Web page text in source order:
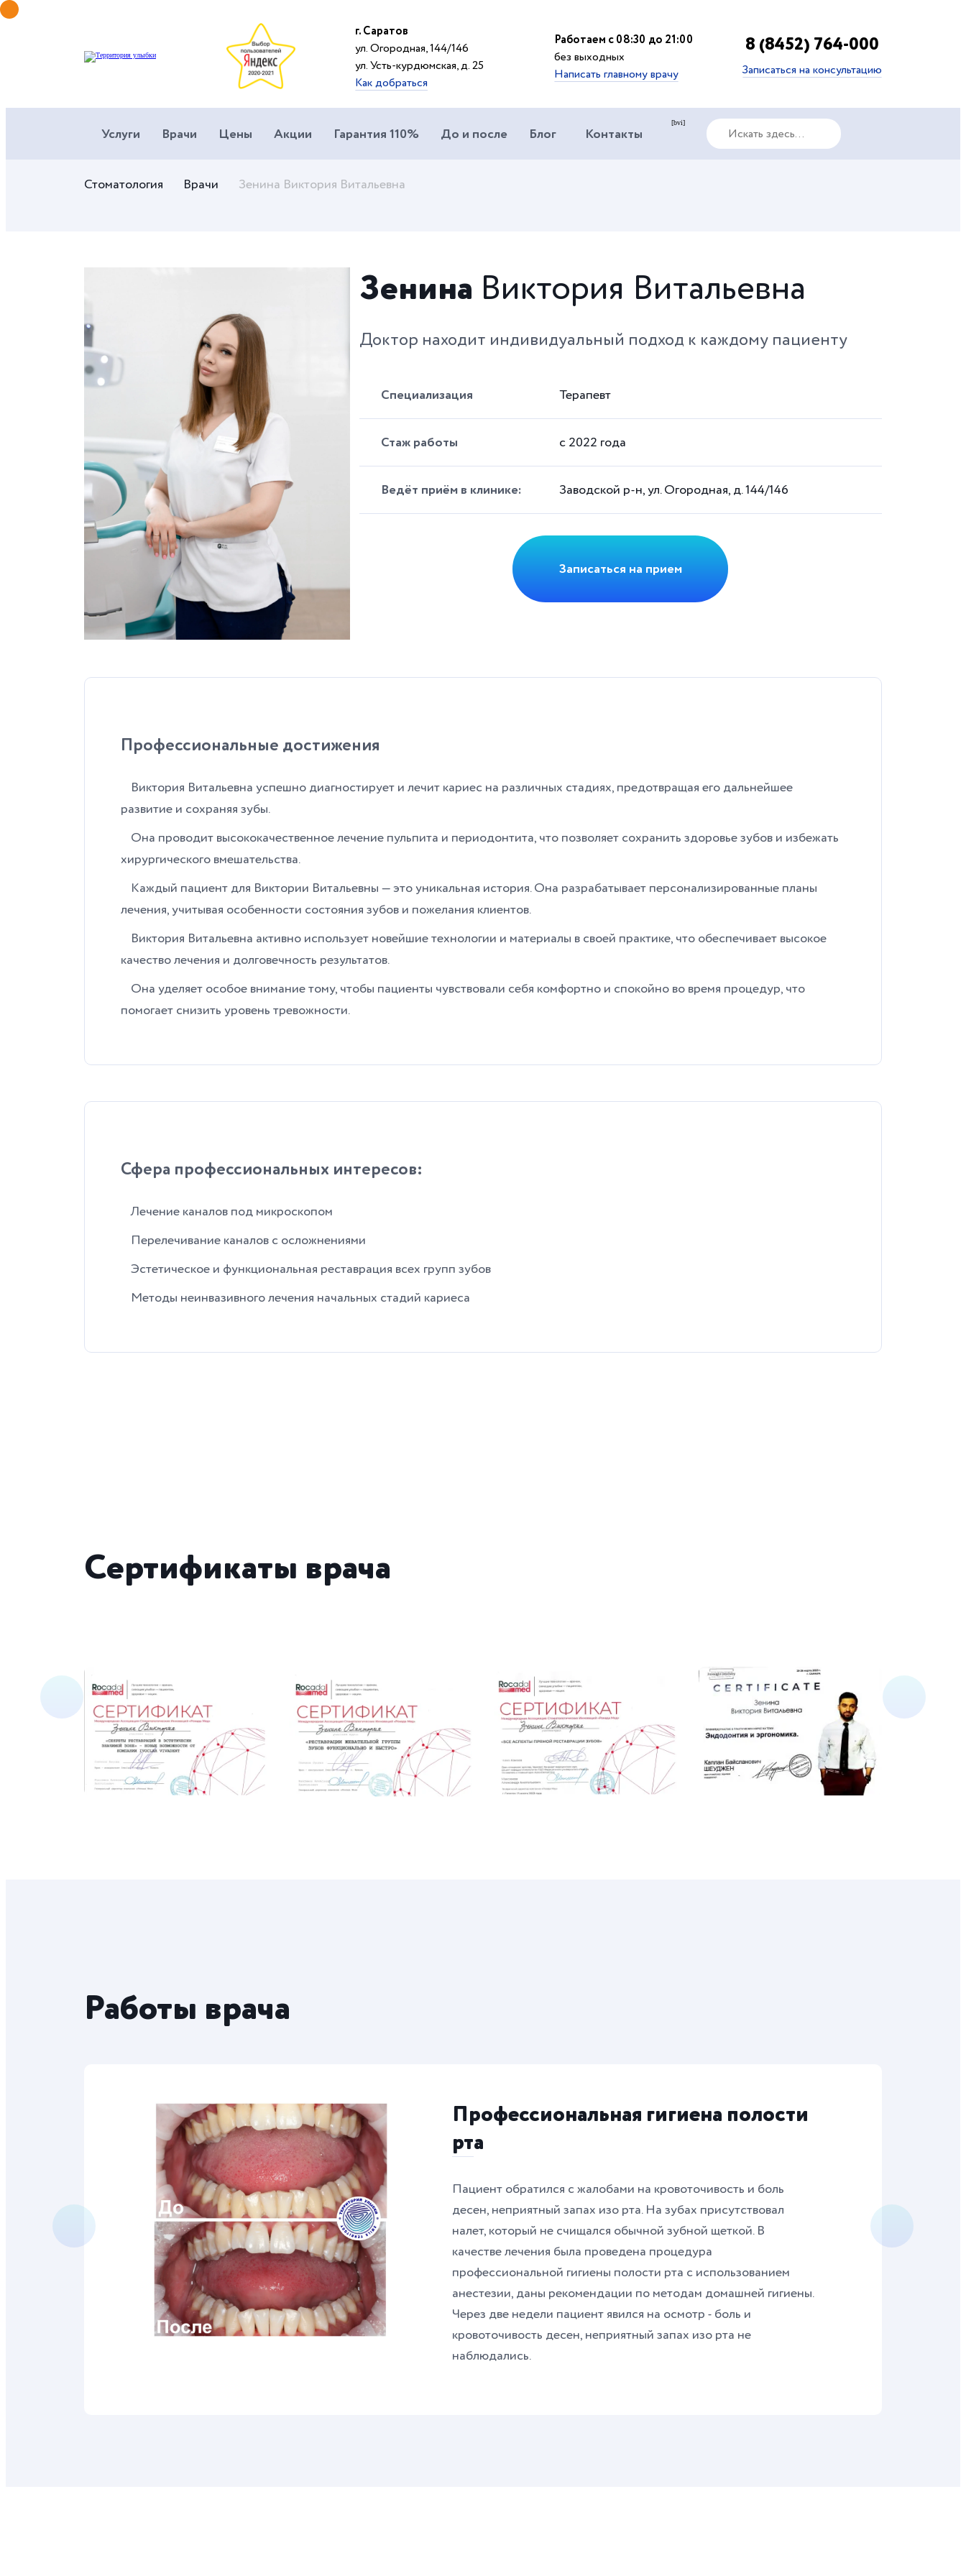
г. Саратов
ул. Огородная, 144/146
ул. Усть-курдюмская, д. 25
Как добраться
Работаем с 08:30 до 21:00
без выходных
Написать главному врачу
8 (8452) 764-000
Записаться на консультацию
Услуги Врачи Цены Акции Гарантия 110% До и после Блог Контакты
[bvi]
Стоматология Врачи Зенина Виктория Витальевна
Зенина Виктория Витальевна
Доктор находит индивидуальный подход к каждому пациенту
Специализация Терапевт
Стаж работы с 2022 года
Ведёт приём в клинике: Заводской р-н, ул. Огородная, д. 144/146
Записаться на прием
Профессиональные достижения
Виктория Витальевна успешно диагностирует и лечит кариес на различных стадиях, предотвращая его дальнейшее
развитие и сохраняя зубы.
Она проводит высококачественное лечение пульпита и периодонтита, что позволяет сохранить здоровье зубов и избежать
хирургического вмешательства.
Каждый пациент для Виктории Витальевны — это уникальная история. Она разрабатывает персонализированные планы
лечения, учитывая особенности состояния зубов и пожелания клиентов.
Виктория Витальевна активно использует новейшие технологии и материалы в своей практике, что обеспечивает высокое
качество лечения и долговечность результатов.
Она уделяет особое внимание тому, чтобы пациенты чувствовали себя комфортно и спокойно во время процедур, что
помогает снизить уровень тревожности.
Сфера профессиональных интересов:
Лечение каналов под микроскопом
Перелечивание каналов с осложнениями
Эстетическое и функциональная реставрация всех групп зубов
Методы неинвазивного лечения начальных стадий кариеса
Сертификаты врача
Работы врача
Профессиональная гигиена полости
рта
Пациент обратился с жалобами на кровоточивость и боль
десен, неприятный запах изо рта. На зубах присутствовал
налет, который не счищался обычной зубной щеткой. В
качестве лечения была проведена процедура
профессиональной гигиены полости рта с использованием
анестезии, даны рекомендации по методам домашней гигиены.
Через две недели пациент явился на осмотр - боль и
кровоточивость десен, неприятный запах изо рта не
наблюдались.